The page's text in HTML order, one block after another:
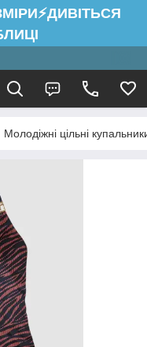
Молодіжні цільні